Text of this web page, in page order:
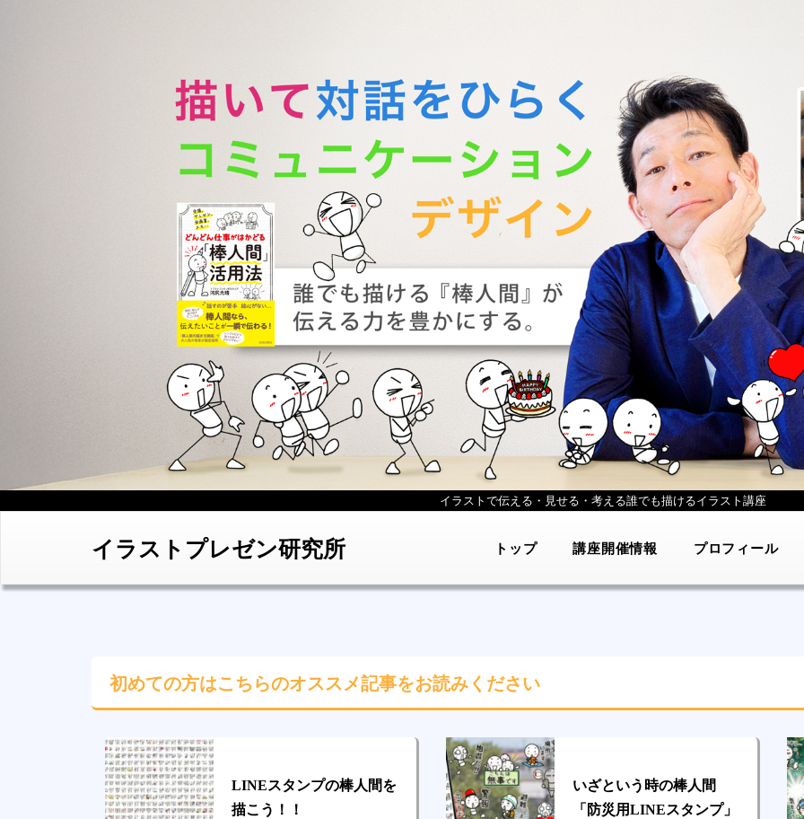
イラストで伝える・見せる・考える誰でも描けるイラスト講座
イラストプレゼン研究所 トップ 講座開催情報 プロフィール
初めての方はこちらのオススメ記事をお読みください
LINEスタンプの棒人間を
描こう！！
いざという時の棒人間
「防災用LINEスタンプ」